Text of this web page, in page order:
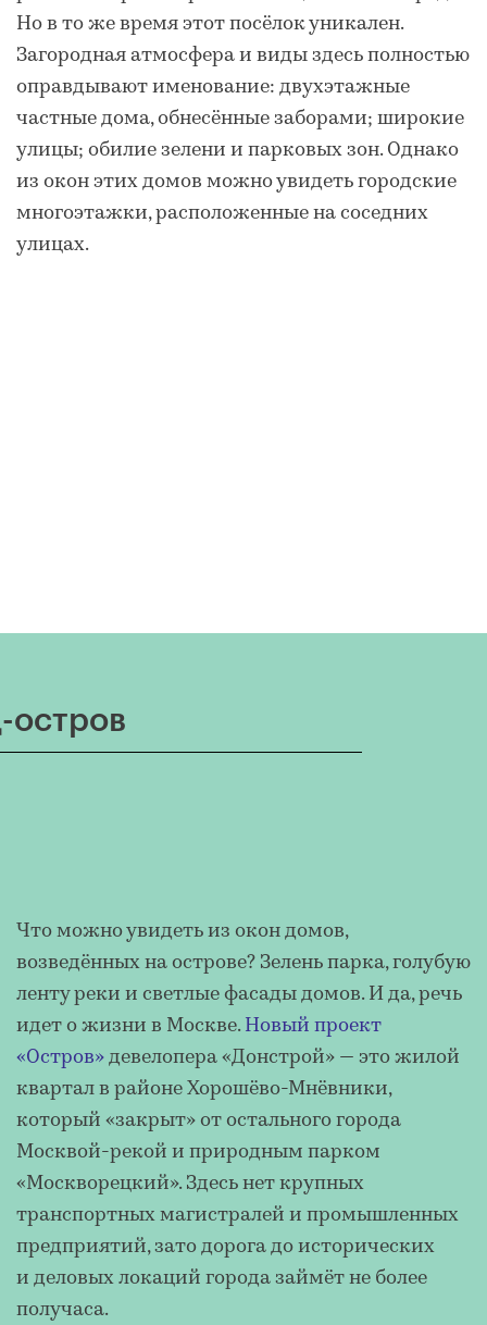
Но в то же время этот посёлок уникален.
Загородная атмосфера и виды здесь полностью
оправдывают именование: двухэтажные
частные дома, обнесённые заборами; широкие
улицы; обилие зелени и парковых зон. Однако
из окон этих домов можно увидеть городские
многоэтажки, расположенные на соседних
улицах.
остров
Что можно увидеть из окон домов,
возведённых на острове? Зелень парка, голубую
ленту реки и светлые фасады домов. И да, речь
идет о жизни в Москве.Новый проект
«Остров»девелопера «Донстрой» — это жилой
квартал в районе Хорошёво-Мнёвники,
который «закрыт» от остального города
Москвой-рекой и природным парком
«Москворецкий». Здесь нет крупных
транспортных магистралей и промышленных
предприятий, зато дорога до исторических
и деловых локаций города займёт не более
получаса.